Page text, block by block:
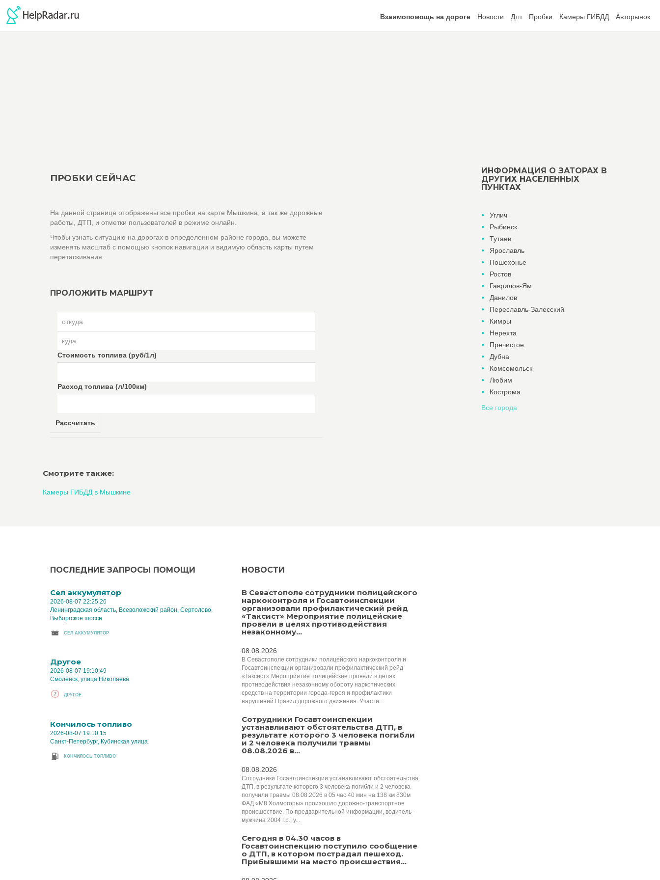
Взаимопомощь на дороге Новости Дтп Пробки Камеры ГИБДД Авторынок
ПРОБКИ СЕЙЧАС
На данной странице отображены все пробки на карте Мышкина, а так же дорожные
работы, ДТП, и отметки пользователей в режиме онлайн.
Чтобы узнать ситуацию на дорогах в определенном районе города, вы можете
изменять масштаб с помощью кнопок навигации и видимую область карты путем
перетаскивания.
ПРОЛОЖИТЬ МАРШРУТ
Стоимость топлива (руб/1л)
Расход топлива (л/100км)
Рассчитать
Смотрите также:
Камеры ГИБДД в Мышкине
ИНФОРМАЦИЯ О ЗАТОРАХ В
ДРУГИХ НАСЕЛЕННЫХ
ПУНКТАХ
Углич
Рыбинск
Тутаев
Ярославль
Пошехонье
Ростов
Гаврилов-Ям
Данилов
Переславль-Залесский
Кимры
Нерехта
Пречистое
Дубна
Комсомольск
Любим
Кострома
Все города
ПОСЛЕДНИЕ ЗАПРОСЫ ПОМОЩИ
Cел аккумулятор
2026-08-07 22:25:26
Ленинградская область, Всеволожский район, Сертолово,
Выборгское шоссе
CЕЛ АККУМУЛЯТОР
Другое
2026-08-07 19:10:49
Смоленск, улица Николаева
ДРУГОЕ
Кончилось топливо
2026-08-07 19:10:15
Санкт-Петербург, Кубинская улица
КОНЧИЛОСЬ ТОПЛИВО
НОВОСТИ
В Севастополе сотрудники полицейского
наркоконтроля и Госавтоинспекции
организовали профилактический рейд
«Таксист» Мероприятие полицейские
провели в целях противодействия
незаконному...
08.08.2026
В Севастополе сотрудники полицейского наркоконтроля и
Госавтоинспекции организовали профилактический рейд
«Таксист» Мероприятие полицейские провели в целях
противодействия незаконному обороту наркотических
средств на территории города-героя и профилактики
нарушений Правил дорожного движения. Участи...
Сотрудники Госавтоинспекции
устанавливают обстоятельства ДТП, в
результате которого 3 человека погибли
и 2 человека получили травмы
08.08.2026 в...
08.08.2026
Сотрудники Госавтоинспекции устанавливают обстоятельства
ДТП, в результате которого 3 человека погибли и 2 человека
получили травмы 08.08.2026 в 05 час 40 мин на 138 км 830м
ФАД «М8 Холмогоры» произошло дорожно-транспортное
происшествие. По предварительной информации, водитель-
мужчина 2004 г.р., у...
Сегодня в 04.30 часов в
Госавтоинспекцию поступило сообщение
о ДТП, в котором пострадал пешеход.
Прибывшими на место происшествия...